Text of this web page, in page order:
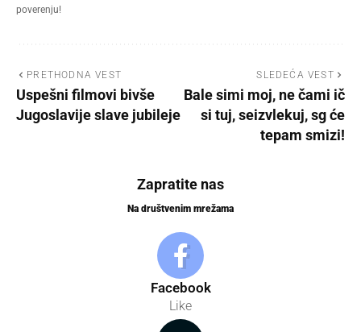
poverenju!
PRETHODNA VEST
Uspešni filmovi bivše
Jugoslavije slave jubileje
SLEDEĆA VEST
Bale simi moj, ne čami ič
si tuj, seizvlekuj, sg će
tepam smizi!
Zapratite nas
Na društvenim mrežama
Facebook
Like